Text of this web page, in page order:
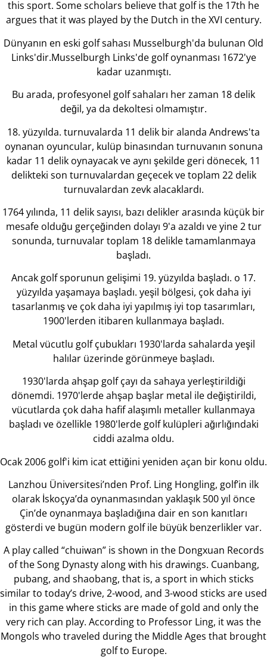
this sport. Some scholars believe that golf is the 17th he
argues that it was played by the Dutch in the XVI century.
Dünyanın en eski golf sahası Musselburgh'da bulunan Old
Links'dir.Musselburgh Links'de golf oynanması 1672'ye
kadar uzanmıştı.
Bu arada, profesyonel golf sahaları her zaman 18 delik
değil, ya da dekoltesi olmamıştır.
18. yüzyılda. turnuvalarda 11 delik bir alanda Andrews'ta
oynanan oyuncular, kulüp binasından turnuvanın sonuna
kadar 11 delik oynayacak ve aynı şekilde geri dönecek, 11
delikteki son turnuvalardan geçecek ve toplam 22 delik
turnuvalardan zevk alacaklardı.
1764 yılında, 11 delik sayısı, bazı delikler arasında küçük bir
mesafe olduğu gerçeğinden dolayı 9'a azaldı ve yine 2 tur
sonunda, turnuvalar toplam 18 delikle tamamlanmaya
başladı.
Ancak golf sporunun gelişimi 19. yüzyılda başladı. o 17.
yüzyılda yaşamaya başladı. yeşil bölgesi, çok daha iyi
tasarlanmış ve çok daha iyi yapılmış iyi top tasarımları,
1900'lerden itibaren kullanmaya başladı.
Metal vücutlu golf çubukları 1930'larda sahalarda yeşil
halılar üzerinde görünmeye başladı.
1930'larda ahşap golf çayı da sahaya yerleştirildiği
dönemdi. 1970'lerde ahşap başlar metal ile değiştirildi,
vücutlarda çok daha hafif alaşımlı metaller kullanmaya
başladı ve özellikle 1980'lerde golf kulüpleri ağırlığındaki
ciddi azalma oldu.
Ocak 2006 golf'i kim icat ettiğini yeniden açan bir konu oldu.
Lanzhou Üniversitesi’nden Prof. Ling Hongling, golf’in ilk
olarak İskoçya’da oynanmasından yaklaşık 500 yıl önce
Çin’de oynanmaya başladığına dair en son kanıtları
gösterdi ve bugün modern golf ile büyük benzerlikler var.
A play called “chuiwan” is shown in the Dongxuan Records
of the Song Dynasty along with his drawings. Cuanbang,
pubang, and shaobang, that is, a sport in which sticks
similar to today’s drive, 2-wood, and 3-wood sticks are used
in this game where sticks are made of gold and only the
very rich can play. According to Professor Ling, it was the
Mongols who traveled during the Middle Ages that brought
golf to Europe.